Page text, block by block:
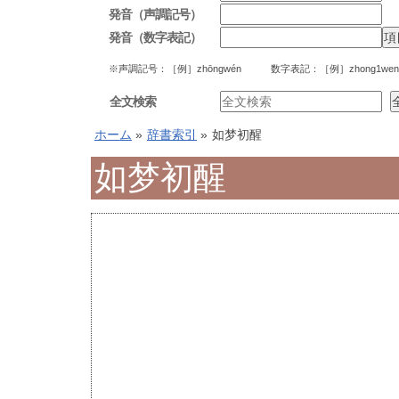
発音（声調記号）
発音（数字表記）
※声調記号：［例］zhōngwén 数字表記：［例］
全文検索
ホーム » 辞書索引 » 如梦初醒
如梦初醒